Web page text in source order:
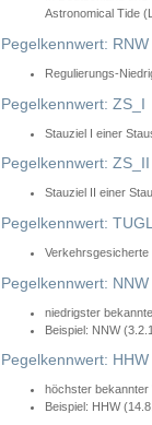
Astronomical Tide
Pegelkennwert: RNW
Regulierungs-
Pegelkennwert: ZS_I
Stauziel I einer
Pegelkennwert: ZS_II
Stauziel II einer
Pegelkennwert:
Verkehrsgesicherte
Pegelkennwert: NNW
niedrigster
Beispiel: NNW
Pegelkennwert: HHW
höchster
Beispiel: HHW